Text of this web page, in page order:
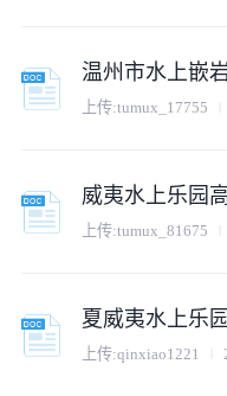
温州市水上嵌
上传:tumux_17755
威夷水上乐园
上传:tumux_81675
夏威夷水上乐
上传:qinxiao1221